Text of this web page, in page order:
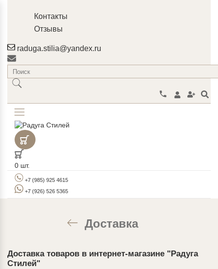
Контакты
Отзывы
raduga.stilia@yandex.ru
0 шт.
+7 (985) 925 4615
+7 (926) 526 5365
Доставка
Доставка товаров в интернет-магазине "Радуга
Стилей"